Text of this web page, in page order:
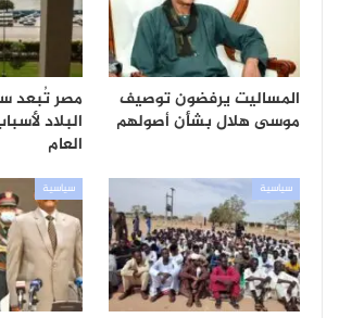
المساليت يرفضون توصيف
موسى هلال بشأن أصولهم
مصر تُبعد
البلاد
العام
سياسية سياسية